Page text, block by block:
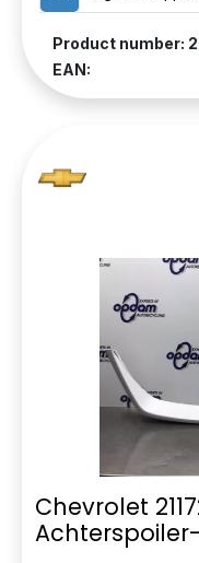
Product number:
EAN:
Chevrolet
Achterspoiler-